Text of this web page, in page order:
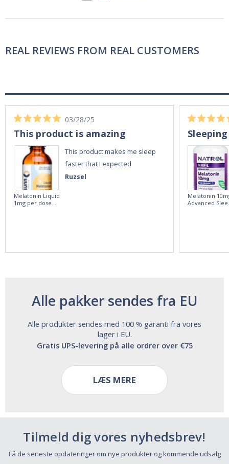
REAL REVIEWS FROM REAL CUSTOMERS
Ruzsel
03/28/25
This product is amazing
This product makes me sleep
faster that I expected
Melatonin Liquid
1mg per dose.
Melatonin
Advanced
Alle pakker sendes fra EU
Alle produkter sendes med 100 % garanti fra vores
lager i EU.
Gratis UPS-levering på alle ordrer over €75
LÆS MERE
Tilmeld dig vores nyhedsbrev!
Få de seneste opdateringer om nye produkter og kommende udsalg